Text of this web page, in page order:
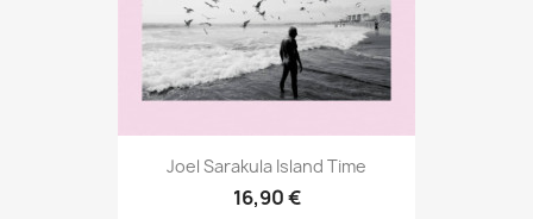
Joel Sarakula Island Time
16,90 €